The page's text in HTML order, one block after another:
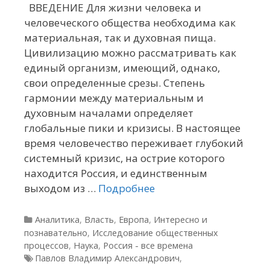
ВВЕДЕНИЕ Для жизни человека и
человеческого общества необходима как
материальная, так и духовная пища.
Цивилизацию можно рассматривать как
единый организм, имеющий, однако,
свои определенные срезы. Степень
гармонии между материальным и
духовным началами определяет
глобальные пики и кризисы. В настоящее
время человечество переживает глубокий
системный кризис, на острие которого
находится Россия, и единственным
выходом из … Подробнее
Рубрики
Аналитика, Власть, Европа, Интересно и
познавательно, Исследование общественных
процессов, Наука, Россия - все времена
Метки
Павлов Владимир Александрович,